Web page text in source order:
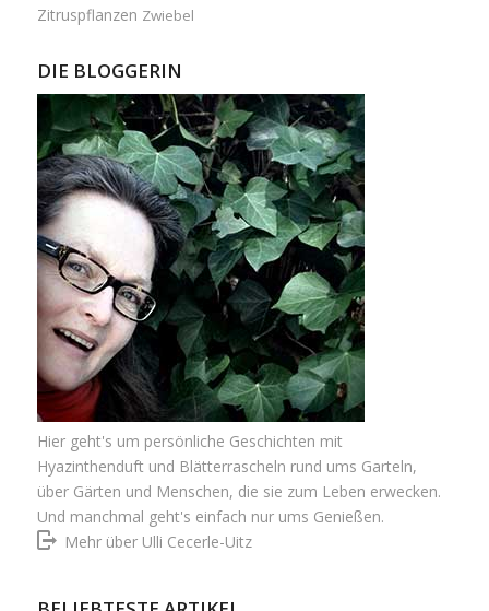
Zitruspflanzen Zwiebel
DIE BLOGGERIN
Hier geht's um persönliche Geschichten mit
Hyazinthenduft und Blätterrascheln rund ums Garteln,
über Gärten und Menschen, die sie zum Leben erwecken.
Und manchmal geht's einfach nur ums Genießen.
Mehr über Ulli Cecerle-Uitz